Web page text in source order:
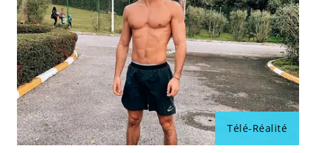
Télé-Réalité